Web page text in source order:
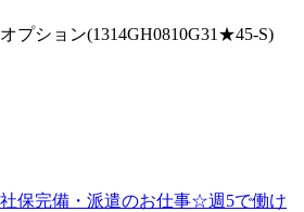
プション(1314GH0810G31★45-S)
社保完備・派遣のお仕事☆週5で働け